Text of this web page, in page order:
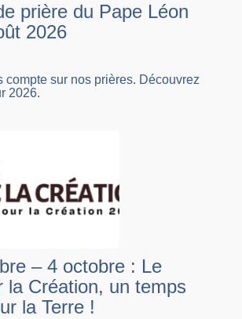
prière du Pape Léon
2026
compte sur nos prières. Découvrez
2026.
– 4 octobre : Le
la Création, un temps
la Terre !